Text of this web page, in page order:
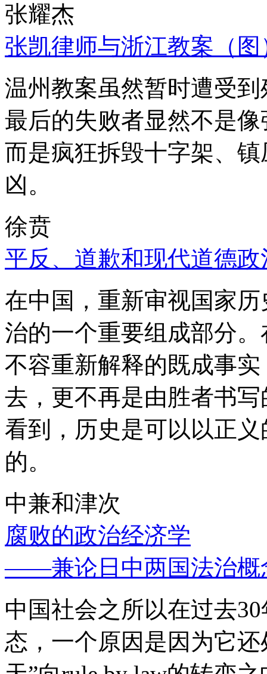
张耀杰
张凯律师与浙江教案（图
温州教案虽然暂时遭受
最后的失败者显然不是
而是疯狂拆毁十字架、
凶。
徐贲
平反、道歉和现代道德政
在中国，重新审视国家
治的一个重要组成部分
不容重新解释的既成事
去，更不再是由胜者书
看到，历史是可以以正
的。
中兼和津次
腐败的政治经济学
——兼论日中两国法治概
中国社会之所以在过去
态，一个原因是因为它